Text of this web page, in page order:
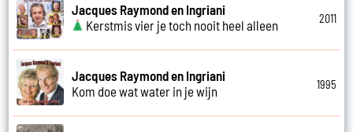
Jacques Raymond en Ingriani
Kerstmis vier je toch nooit heel alleen
2011
Jacques Raymond en Ingriani
Kom doe wat water in je wijn
1995